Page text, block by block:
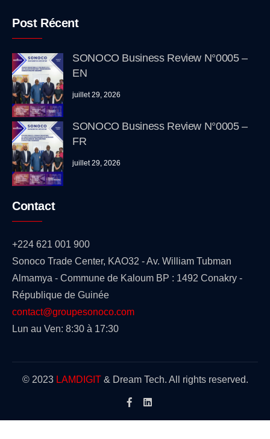
Post Récent
SONOCO Business Review N°0005 –
EN
juillet 29, 2026
SONOCO Business Review N°0005 –
FR
juillet 29, 2026
Contact
+224 621 001 900
Sonoco Trade Center, KAO32 - Av. William Tubman
Almamya - Commune de Kaloum BP : 1492 Conakry -
République de Guinée
contact@groupesonoco.com
Lun au Ven: 8:30 à 17:30
© 2023 LAMDIGIT& Dream Tech. All rights reserved.